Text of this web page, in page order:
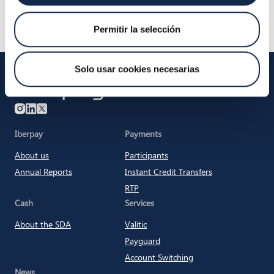
Permitir la selección
Solo usar cookies necesarias
Unicaja
Iberpay
Iberpay
About us
Annual Reports
Payments
Participants
Instant Credit Transfers
RTP
Cash
About the SDA
Services
Valitic
Payguard
Account Switching
News